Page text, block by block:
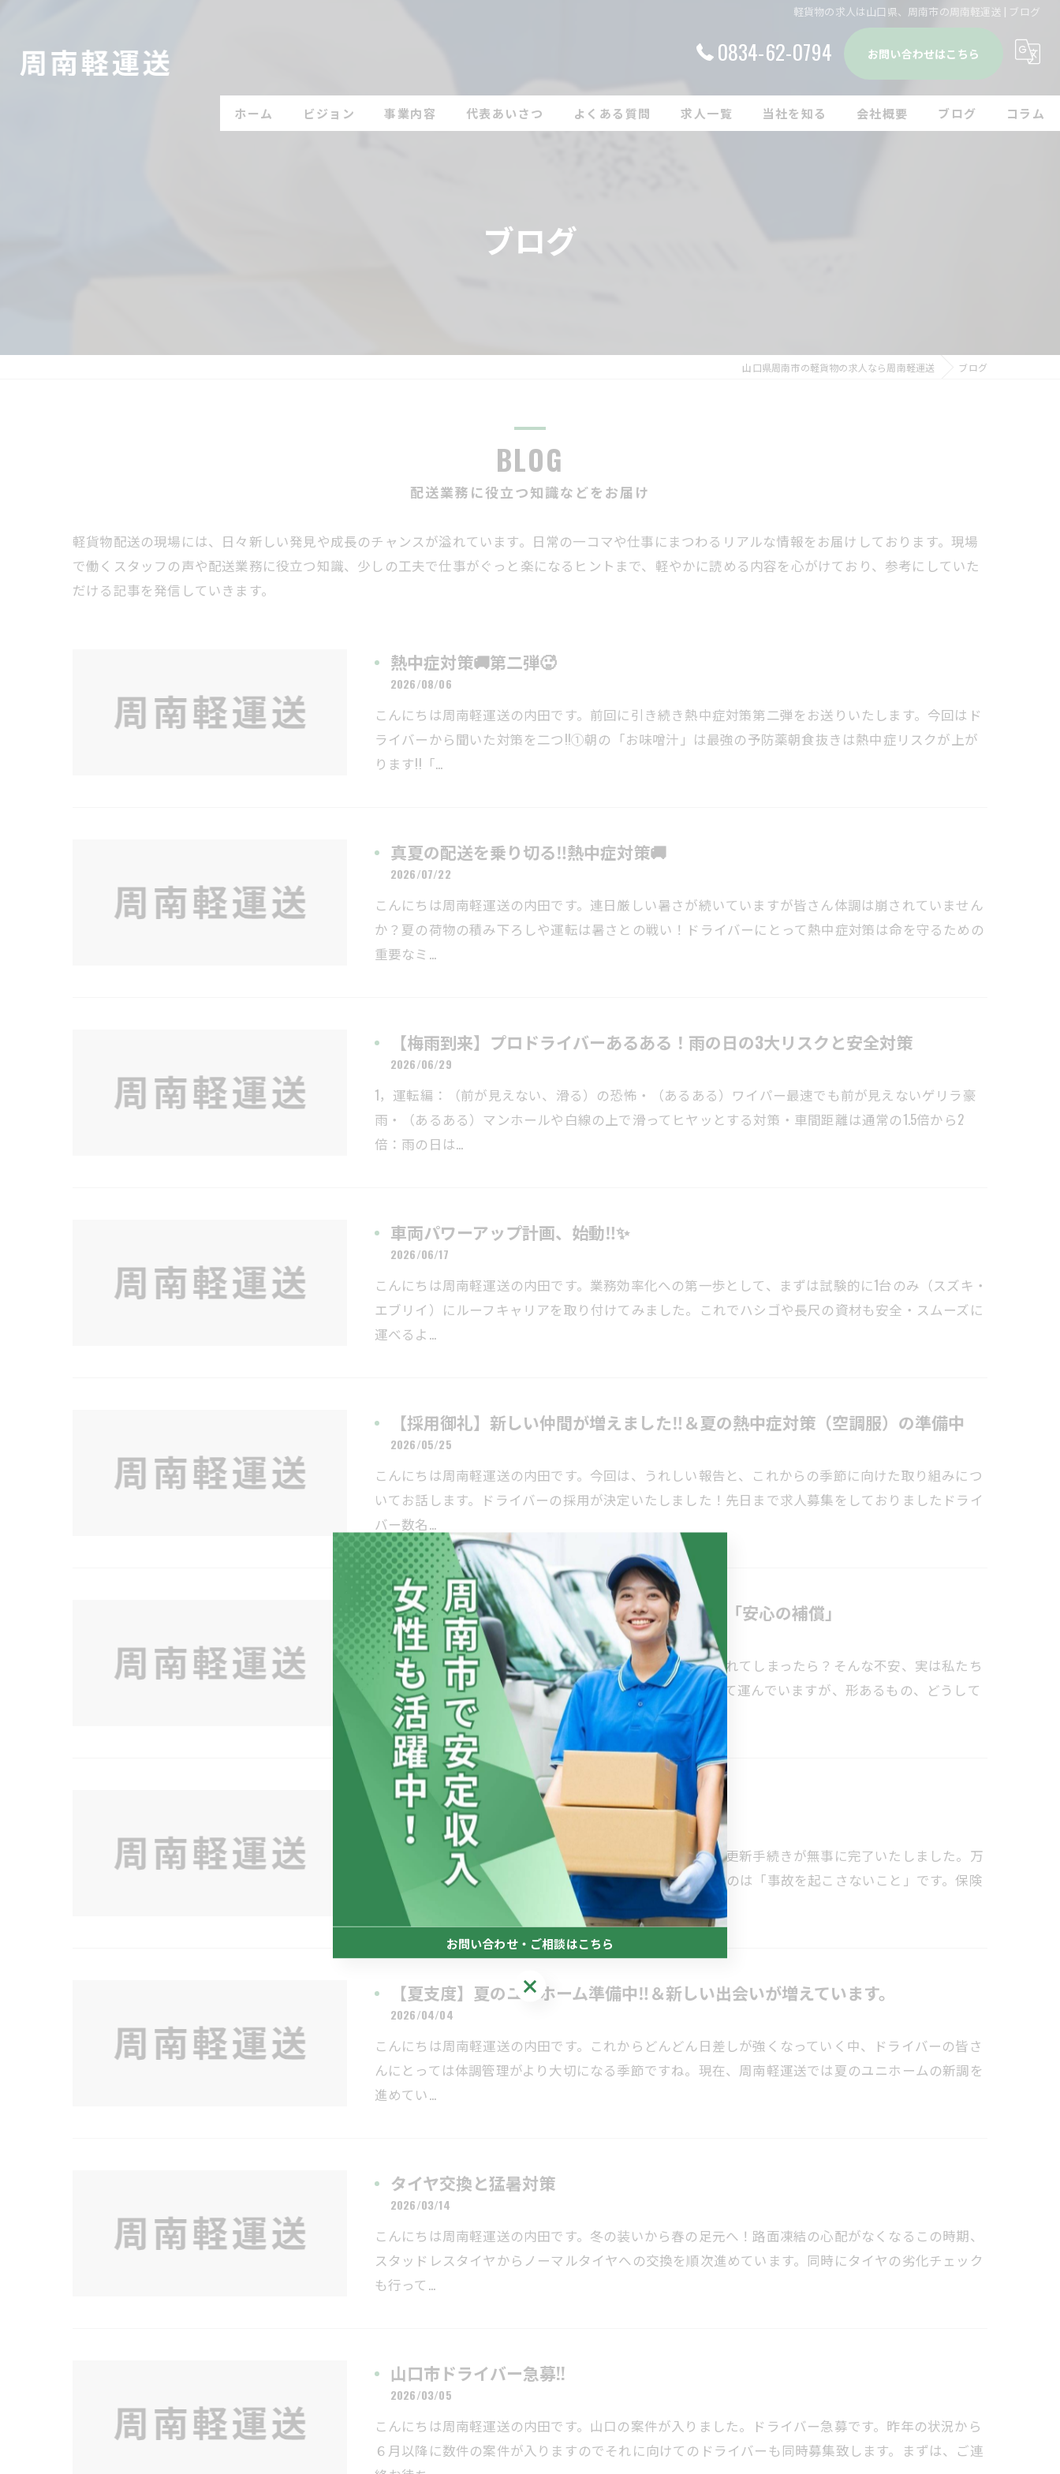
軽貨物の求人は山口県、周南市の周南軽運送 | ブログ
0834-62-0794 お問い合わせはこちら
ホーム ビジョン 事業内容 代表あいさつ よくある質問 求人一覧 当社を知る 会社概要 ブログ コラム
ブログ
山口県周南市の軽貨物の求人なら周南軽運送 ブログ
BLOG
配送業務に役立つ知識などをお届け
軽貨物配送の現場には、日々新しい発見や成長のチャンスが溢れています。日常の一コマや仕事にまつわるリアルな情報をお届けしております。現場
で働くスタッフの声や配送業務に役立つ知識、少しの工夫で仕事がぐっと楽になるヒントまで、軽やかに読める内容を心がけており、参考にしていた
だける記事を発信していきます。
熱中症対策🚚第二弾🥵
2026/08/06
こんにちは周南軽運送の内田です。前回に引き続き熱中症対策第二弾をお送りいたします。今回はド
ライバーから聞いた対策を二つ!!①朝の「お味噌汁」は最強の予防薬朝食抜きは熱中症リスクが上が
ります!!「…
真夏の配送を乗り切る‼熱中症対策🚚
2026/07/22
こんにちは周南軽運送の内田です。連日厳しい暑さが続いていますが皆さん体調は崩されていません
か？夏の荷物の積み下ろしや運転は暑さとの戦い！ドライバーにとって熱中症対策は命を守るための
重要なミ…
【梅雨到来】プロドライバーあるある！雨の日の3大リスクと安全対策
2026/06/29
1，運転編：（前が見えない、滑る）の恐怖・（あるある）ワイパー最速でも前が見えないゲリラ豪
雨・（あるある）マンホールや白線の上で滑ってヒヤッとする対策・車間距離は通常の1.5倍から2
倍：雨の日は…
車両パワーアップ計画、始動‼✨
2026/06/17
こんにちは周南軽運送の内田です。業務効率化への第一歩として、まずは試験的に1台のみ（スズキ・
エブリイ）にルーフキャリアを取り付けてみました。これでハシゴや長尺の資材も安全・スムーズに
運べるよ…
【採用御礼】新しい仲間が増えました‼＆夏の熱中症対策（空調服）の準備中
2026/05/25
こんにちは周南軽運送の内田です。今回は、うれしい報告と、これからの季節に向けた取り組みにつ
いてお話します。ドライバーの採用が決定いたしました！先日まで求人募集をしておりましたドライ
バー数名…
壊しちゃったらどうするの❓にお答えします‼「安心の補償」
2026/05/11
こんにちは周南軽運送の内田です。もし配送中に荷物が倒れてしまったら？そんな不安、実は私たち
も同じように考えています。プロとして最新の注意を払って運んでいますが、形あるもの、どうして
も（絶対…
車両保険の更新完了のお知らせ
2026/04/25
こんにちは周南軽運送の内田です。年に一度の車両保険の更新手続きが無事に完了いたしました。万
が一の事態に備えることはもちろんですが、何より大切なのは「事故を起こさないこと」です。保険
の更新を…
【夏支度】夏のユニホーム準備中‼＆新しい出会いが増えています。
2026/04/04
こんにちは周南軽運送の内田です。これからどんどん日差しが強くなっていく中、ドライバーの皆さ
んにとっては体調管理がより大切になる季節ですね。現在、周南軽運送では夏のユニホームの新調を
進めてい…
タイヤ交換と猛暑対策
2026/03/14
こんにちは周南軽運送の内田です。冬の装いから春の足元へ！路面凍結の心配がなくなるこの時期、
スタッドレスタイヤからノーマルタイヤへの交換を順次進めています。同時にタイヤの劣化チェック
も行って…
山口市ドライバー急募!!
2026/03/05
こんにちは周南軽運送の内田です。山口の案件が入りました。ドライバー急募です。昨年の状況から
６月以降に数件の案件が入りますのでそれに向けてのドライバーも同時募集致します。まずは、ご連
お問い合わせ・ご相談はこちら
お問い合わせ・ご相談はこちら